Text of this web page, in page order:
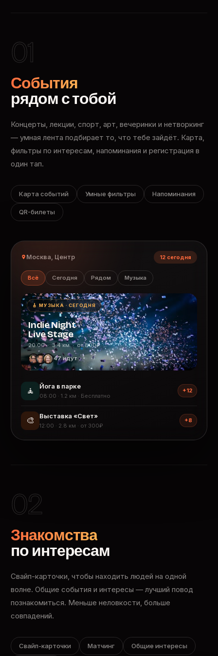
01
События
рядом с тобой
Концерты, лекции, спорт, арт, вечеринки и нетворкинг
— умная лента подбирает то, что тебе зайдёт. Карта,
фильтры по интересам, напоминания и регистрация в
один тап.
Карта событий Умные фильтры Напоминания
QR-билеты
Москва, Центр 12 сегодня
Всё Сегодня Рядом Музыка
🎸 МУЗЫКА · СЕГОДНЯ
Indie Night
Live Stage
20:00 · 3.4 км · от 800₽
47 идут
🧘 Йога в парке
08:00 · 1.2 км · Бесплатно
+12
🎨 Выставка «Свет»
12:00 · 2.8 км · от 300₽
+8
02
Знакомства
по интересам
Свайп-карточки, чтобы находить людей на одной
волне. Общие события и интересы — лучший повод
познакомиться. Меньше неловкости, больше
совпадений.
Свайп-карточки Матчинг Общие интересы